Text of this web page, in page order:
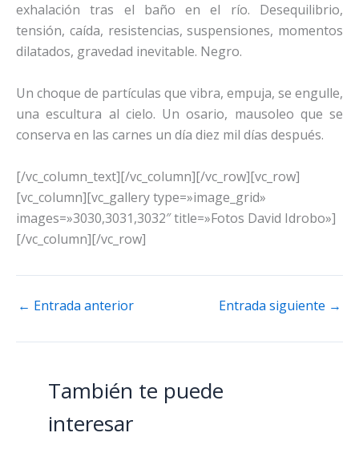
exhalación tras el baño en el río. Desequilibrio,
tensión, caída, resistencias, suspensiones, momentos
dilatados, gravedad inevitable. Negro.
Un choque de partículas que vibra, empuja, se engulle,
una escultura al cielo. Un osario, mausoleo que se
conserva en las carnes un día diez mil días después.
[/vc_column_text][/vc_column][/vc_row][vc_row]
[vc_column][vc_gallery type=»image_grid»
images=»3030,3031,3032″ title=»Fotos David Idrobo»]
[/vc_column][/vc_row]
← Entrada anterior Entrada siguiente →
También te puede
interesar